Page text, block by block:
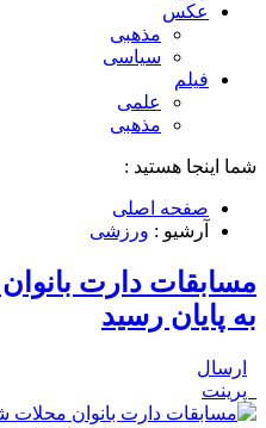
عکس
مذهبی
سیاسی
فیلم
علمی
مذهبی
شما اینجا هستید :
صفحه اصلی
آرشیو : ورزشی
مسابقات دارت
به پایان رسید
ارسال
پرینت